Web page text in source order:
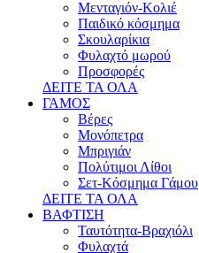
Μενταγιόν-Κολιέ
Παιδικό κόσμημα
Σκουλαρίκια
Φυλαχτό μωρού
Προσφορές
ΔΕΙΤΕ ΤΑ ΟΛΑ
ΓΑΜΟΣ
Βέρες
Μονόπετρα
Μπριγιάν
Πολύτιμοι Λίθοι
Σετ-Κόσμημα Γάμου
ΔΕΙΤΕ ΤΑ ΟΛΑ
ΒΑΦΤΙΣΗ
Ταυτότητα-Βραχιόλι
Φυλαχτά